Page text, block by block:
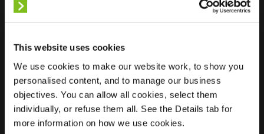
This website uses cookies
We use cookies to make our website work, to show you
personalised content, and to manage our business
objectives. You can allow all cookies, select them
individually, or refuse them all. See the Details tab for
more information on how we use cookies.
Posizione
Rhinstr. 240
13055 Berlino
Germania
Ultra-Fast
4 of 6 available